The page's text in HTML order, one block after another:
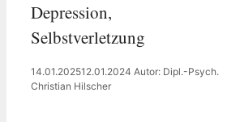
Depression,
Selbstverletzung
14.01.202512.01.2024 Autor: Dipl.-Psych.
Christian Hilscher